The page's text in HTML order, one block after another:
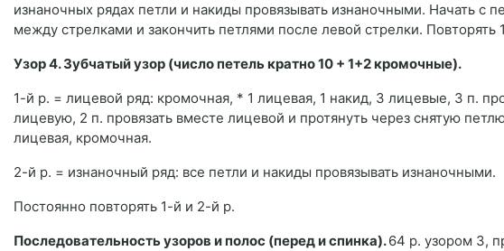
изнаночных рядах петли и накиды провязывать изнаночными. Начать с
между стрелками и закончить петлями после левой стрелки. Повторять
Узор 4. Зубчатый узор (число петель кратно 10 + 1+2 кромочные).
1-й р. = лицевой ряд: кромочная, * 1 лицевая, 1 накид, 3 лицевые, 3 п.
лицевую, 2 п. провязать вместе лицевой и протянуть через снятую
лицевая, кромочная.
2-й р. = изнаночный ряд: все петли и накиды провязывать изнаночными.
Постоянно повторять 1-й и 2-й р.
Последовательность узоров и полос (перед и спинка).64 р. узором 3,